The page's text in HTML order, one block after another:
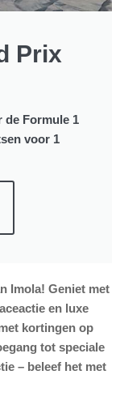
Prix
de Formule 1
voor 1
Imola! Geniet met
en luxe
kortingen op
tot speciale
– beleef het met